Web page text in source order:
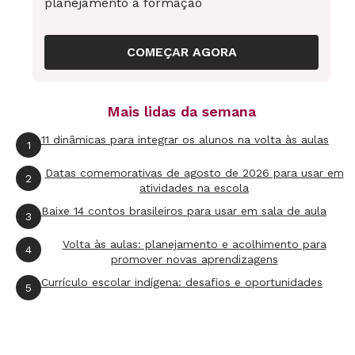
O que elas fazem na rede
45% pesquisam para a escola
34% assistem a desenhos e vídeos
*Entrevistas com 2.516 crianças de 5 a 9 anos.
Fonte Pesquisa TIC Crianças 2010, cgi.br
#planejamento
Radiografia de um nativo digital
COMEÇAR AGORA
Mais lidas da semana
1 11 dinâmicas para integrar os alunos na volta às aulas
2
Datas comemorativas de agosto de 2026 para usar em
atividades na escola
3 Baixe 14 contos brasileiros para usar em sala de aula
4
Volta às aulas: planejamento e acolhimento para
promover novas aprendizagens
5 Currículo escolar indígena: desafios e oportunidades